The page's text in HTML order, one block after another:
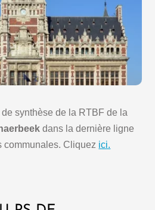
synthèse de la RTBF de la
dans la dernière ligne
communales. Cliquez ici.